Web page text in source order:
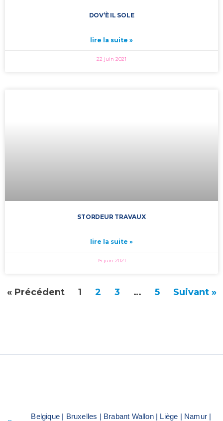
DOV’È IL SOLE
lire la suite »
22 juin 2021
STORDEUR TRAVAUX
lire la suite »
15 juin 2021
« Précédent 1 2 3 … 5 Suivant »
Belgique | Bruxelles | Brabant Wallon | Liège | Namur |